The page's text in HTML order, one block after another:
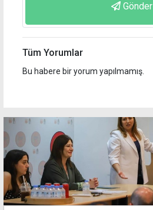
Gönder
Tüm Yorumlar
Bu habere bir yorum yapılmamış.